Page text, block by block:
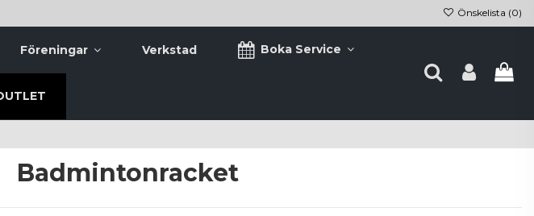
Önskelista (0)
Föreningar Verkstad Boka Service
Badmintonracket